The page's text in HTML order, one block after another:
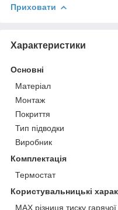
Приховати
Характеристики
Основні
Матеріал
Монтаж
Покриття
Тип підводки
Виробник
Комплектація
Термостат
Користувальницькі
MAX різниця тиску гарячої